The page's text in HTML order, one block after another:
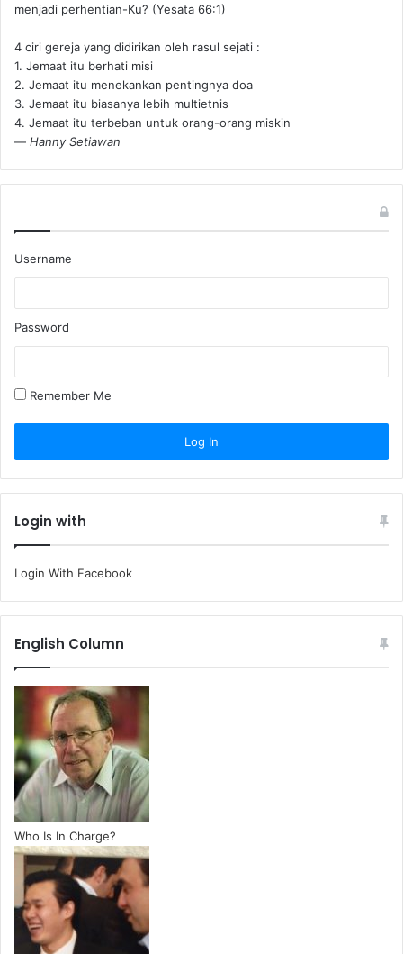
menjadi perhentian-Ku? (Yesata 66:1) ‪
4 ciri gereja yang didirikan oleh rasul sejati :
1. Jemaat itu berhati misi
2. Jemaat itu menekankan pentingnya doa
3. Jemaat itu biasanya lebih multietnis
4. Jemaat itu terbeban untuk orang-orang miskin
— Hanny Setiawan
Username
Password
Remember Me
Login with
Login With Facebook
English Column
Who Is In Charge?